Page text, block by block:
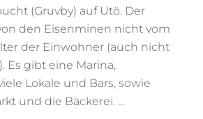
(Gruvby) auf Utö. Der
den Eisenminen nicht vom
der Einwohner (auch nicht
Es gibt eine Marina,
Lokale und Bars, sowie
und die Bäckerei. …